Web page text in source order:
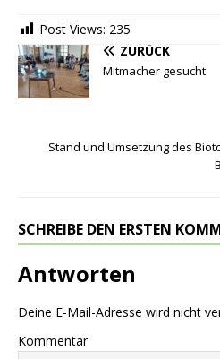
Post Views: 235
ZURÜCK
Mitmacher gesucht
Stand und Umsetzung des
SCHREIBE DEN ERSTEN
Antworten
Deine E-Mail-Adresse wird nicht
Kommentar